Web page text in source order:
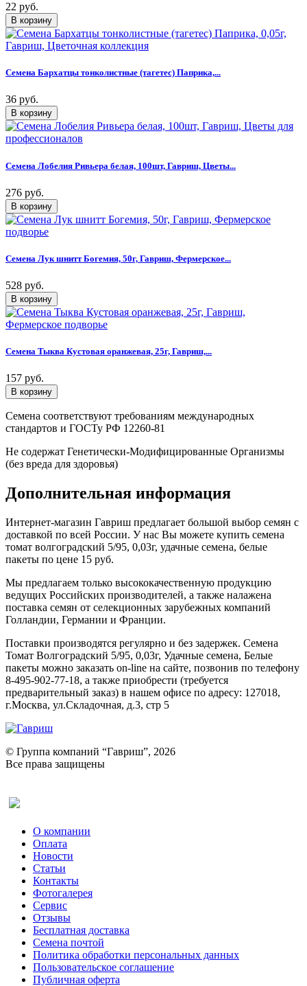
22 руб.
Семена Бархатцы тонколистные (тагетес) Паприка,...
36 руб.
Семена Лобелия Ривьера белая, 100шт, Гавриш, Цветы...
276 руб.
Семена Лук шнитт Богемия, 50г, Гавриш, Фермерское...
528 руб.
Семена Тыква Кустовая оранжевая, 25г, Гавриш,...
157 руб.
Семена соответствуют требованиям международных
стандартов и ГОСТу РФ 12260-81
Не содержат Генетически-Модифицированные Организмы
(без вреда для здоровья)
Дополнительная информация
Интернет-магазин Гавриш предлагает большой выбор семян с
доставкой по всей России. У нас Вы можете купить семена
томат волгоградский 5/95, 0,03г, удачные семена, белые
пакеты по цене 15 руб.
Мы предлагаем только высококачественную продукцию
ведущих Российских производителей, а также налажена
поставка семян от селекционных зарубежных компаний
Голландии, Германии и Франции.
Поставки производятся регулярно и без задержек. Семена
Томат Волгоградский 5/95, 0,03г, Удачные семена, Белые
пакеты можно заказать on-line на сайте, позвонив по телефону
8-495-902-77-18, а также приобрести (требуется
предварительный заказ) в нашем офисе по адресу: 127018,
г.Москва, ул.Складочная, д.3, стр 5
© Группа компаний “Гавриш”, 2026
Все права защищены
О компании
Оплата
Новости
Статьи
Контакты
Фотогалерея​
Сервис
Отзывы
Бесплатная доставка
Семена почтой
Политика обработки персональных данных
Пользовательское соглашение
Публичная оферта